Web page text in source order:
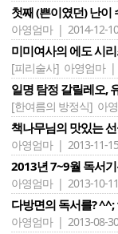
첫째 (쁜이였던) 난이
아영엄마 | 2014-12-
미미여사의 에도 시
[피리술사] 아영엄마 |
일명 탐정 갈릴레오,
[한여름의 방정식] 아
책나무님의 맛있는
아영엄마 | 2013-11-
2013년 7~9월 독서
아영엄마 | 2013-10-
다방면의 독서를?
아영엄마 | 2013-08-